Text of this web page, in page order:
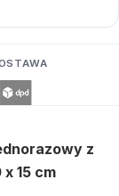
z
15 cm